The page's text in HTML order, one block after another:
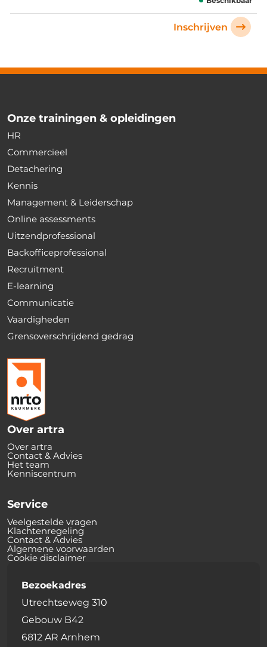
Inschrijven
Onze trainingen & opleidingen
HR
Commercieel
Detachering
Kennis
Management & Leiderschap
Online assessments
Uitzendprofessional
Backofficeprofessional
Recruitment
E-learning
Communicatie
Vaardigheden
Grensoverschrijdend gedrag
Over artra
Over artra
Contact & Advies
Het team
Kenniscentrum
Service
Veelgestelde vragen
Klachtenregeling
Contact & Advies
Algemene voorwaarden
Cookie disclaimer
Bezoekadres
Utrechtseweg 310
Gebouw B42
6812 AR Arnhem